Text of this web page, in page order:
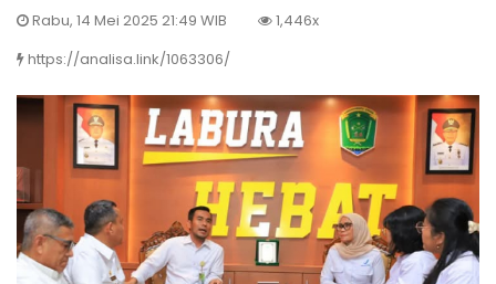
Rabu, 14 Mei 2025 21:49 WIB
1,446x
https://analisa.link/1063306/